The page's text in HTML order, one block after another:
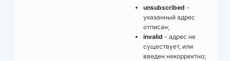
unsubscribed -
указанный адрес
отписан;
invalid - адрес не
существует, или
введен некорректно;